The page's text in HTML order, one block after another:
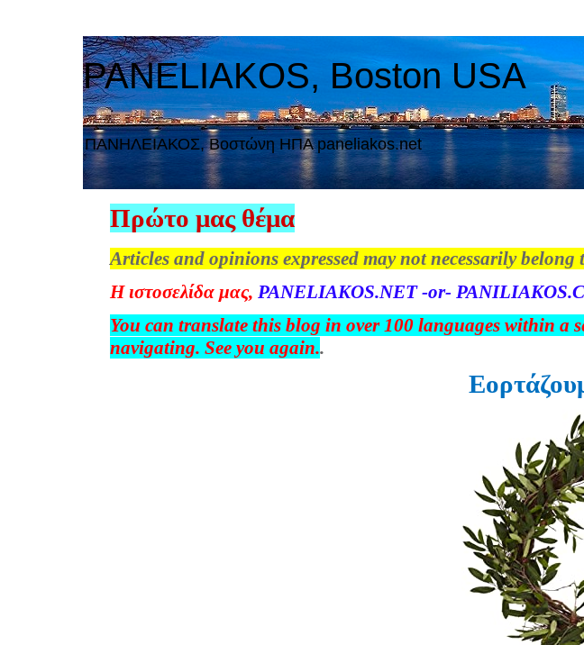
PANELIAKOS, Boston USA
ΠAΝΗΛΕΙΑΚΟΣ, Βοστώνη ΗΠΑ paneliakos.net
Πρώτο μας θέμα
Articles and opinions expressed may not necessarily belong
Η ιστοσελίδα μας, PANELIAKOS.NET -or-
You can translate this blog in over 100 languages within a
navigating. See you again..